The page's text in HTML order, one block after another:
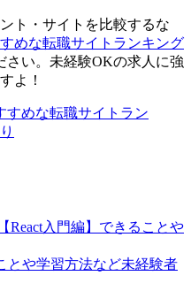
ト・サイトを比較するな
めな転職サイトランキング
さい。未経験OKの求人に強
よ！
すめな転職サイトラン
React入門編】できることや
とや学習方法など未経験者